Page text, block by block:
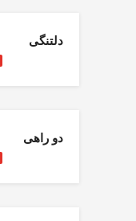
دلتنگی
دو راهی